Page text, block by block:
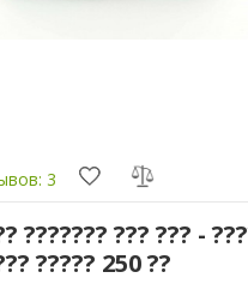
3
??????? ??? ??? -
????? 250 ??